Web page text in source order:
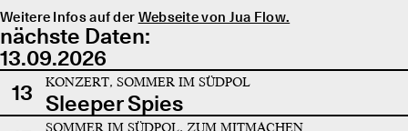
Weitere Infos auf der Webseite von Jua Flow.
nächste Daten:
13.09.2026
13
KONZERT, SOMMER IM SÜDPOL
Sleeper Spies
SOMMER IM SÜDPOL, ZUM MITMACHEN